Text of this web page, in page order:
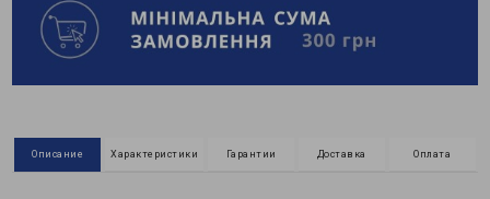
Описание Характеристики Гарантии Доставка Оплата